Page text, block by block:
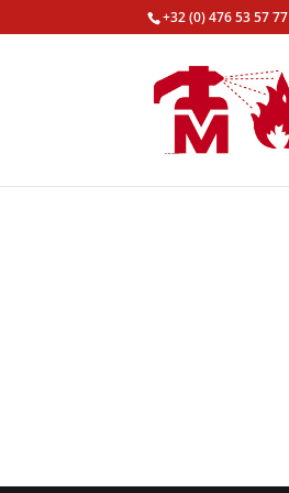
+32 (0) 476 53 57 77